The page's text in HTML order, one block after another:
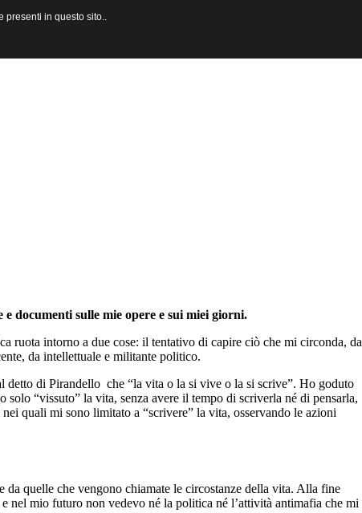
documenti sulle mie opere e sui miei giorni.
ruota intorno a due cose: il tentativo di capire ciò che mi circonda, da
da intellettuale e militante politico.
detto di Pirandello che “la vita o la si vive o la si scrive”. Ho goduto
“vissuto” la vita, senza avere il tempo di scriverla né di pensarla,
quali mi sono limitato a “scrivere” la vita, osservando le azioni
quelle che vengono chiamate le circostanze della vita. Alla fine
nel mio futuro non vedevo né la politica né l’attività antimafia che mi
presenti in questo sito..